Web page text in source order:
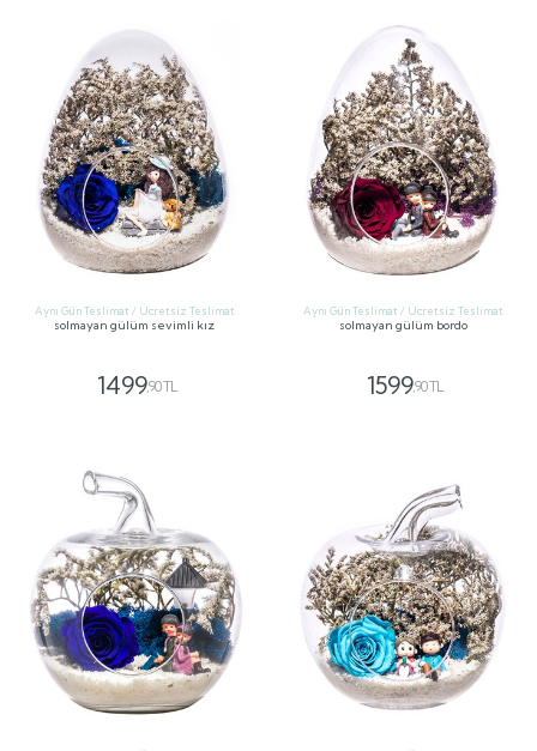
Aynı Gün Teslimat / Ücretsiz Teslimat
solmayan gülüm sevimli kız
1499,90 TL
Aynı Gün Teslimat / Ücretsiz Teslimat
solmayan gülüm bordo
1599,90 TL